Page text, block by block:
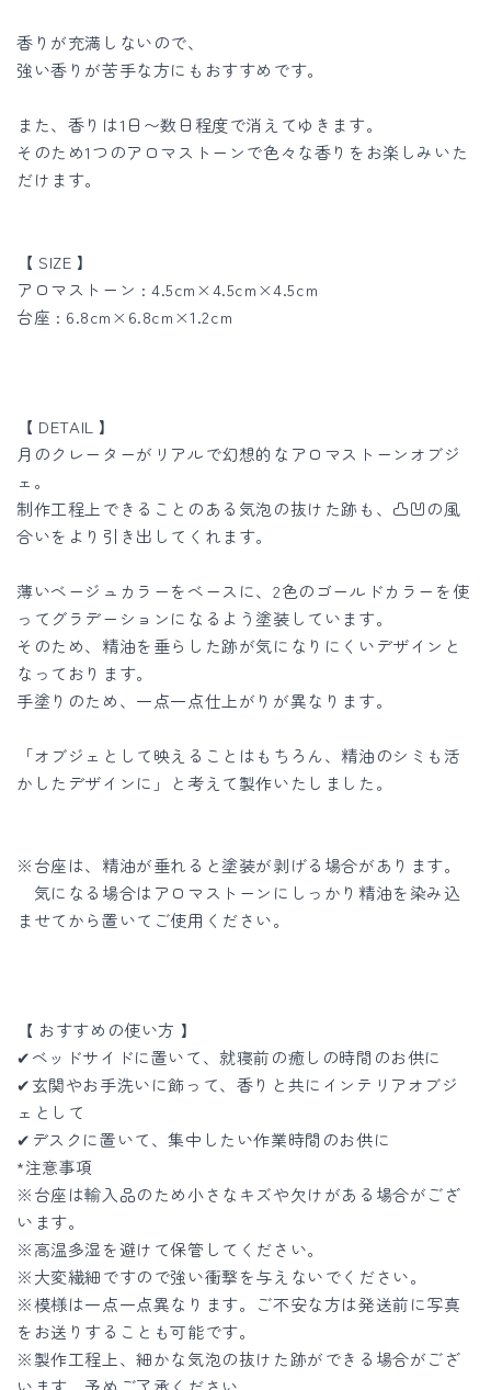
ら
す
や
す
香りが充満しないので、
強い香りが苦手な方にもおすすめです。
また、香りは1日〜数日程度で消えてゆきます。
そのため1つのアロマストーンで色々な香りをお楽しみいた
だけます。
【 SIZE 】
アロマストーン : 4.5cm×4.5cm×4.5cm
台座 : 6.8cm×6.8cm×1.2cm
【 DETAIL 】
月のクレーターがリアルで幻想的なアロマストーンオブジ
ェ。
制作工程上できることのある気泡の抜けた跡も、凸凹の風
合いをより引き出してくれます。
薄いベージュカラーをベースに、2色のゴールドカラーを使
ってグラデーションになるよう塗装しています。
そのため、精油を垂らした跡が気になりにくいデザインと
なっております。
手塗りのため、一点一点仕上がりが異なります。
「オブジェとして映えることはもちろん、精油のシミも活
かしたデザインに」と考えて製作いたしました。
※台座は、精油が垂れると塗装が剥げる場合があります。
気になる場合はアロマストーンにしっかり精油を染み込
ませてから置いてご使用ください。
【 おすすめの使い方 】
✔︎ベッドサイドに置いて、就寝前の癒しの時間のお供に
✔︎玄関やお手洗いに飾って、香りと共にインテリアオブジ
ェとして
✔︎デスクに置いて、集中したい作業時間のお供に
*注意事項
※台座は輸入品のため小さなキズや欠けがある場合がござ
います。
※高温多湿を避けて保管してください。
※大変繊細ですので強い衝撃を与えないでください。
※模様は一点一点異なります。ご不安な方は発送前に写真
をお送りすることも可能です。
※製作工程上、細かな気泡の抜けた跡ができる場合がござ